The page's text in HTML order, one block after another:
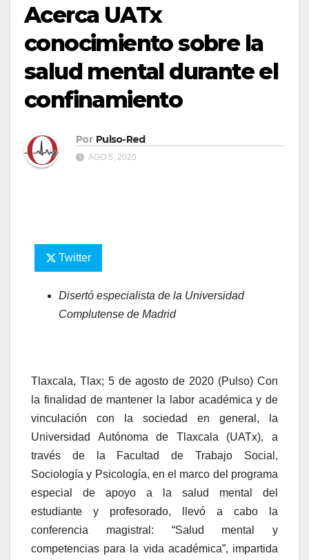
Acerca UATx
conocimiento sobre la
salud mental durante el
confinamiento
Por Pulso-Red
AGO 5, 2020
Twitter
Disertó especialista de la Universidad
Complutense de Madrid
Tlaxcala, Tlax; 5 de agosto de 2020 (Pulso) Con
la finalidad de mantener la labor académica y de
vinculación con la sociedad en general, la
Universidad Autónoma de Tlaxcala (UATx), a
través de la Facultad de Trabajo Social,
Sociología y Psicología, en el marco del programa
especial de apoyo a la salud mental del
estudiante y profesorado, llevó a cabo la
conferencia magistral: “Salud mental y
competencias para la vida académica”, impartida